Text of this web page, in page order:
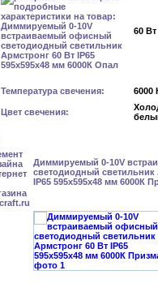
60 Вт
Температура свечения: 6000
Цвет свечения:
Диммируемый 0-10V
светодиодный светильник
IP65 595x595x48 мм 6000К